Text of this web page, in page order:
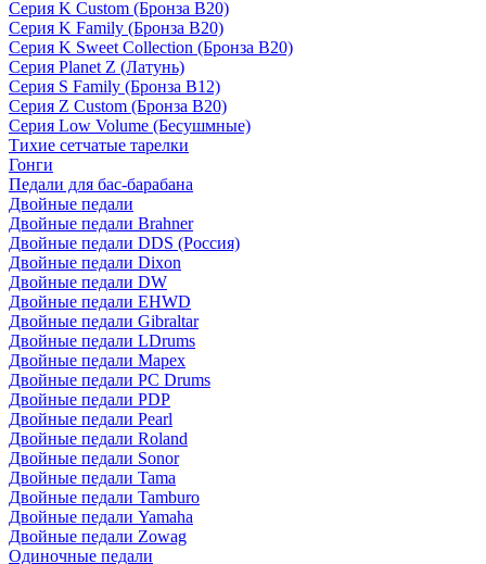
Серия K Custom (Бронза B20)
Серия K Family (Бронза B20)
Серия K Sweet Collection (Бронза B20)
Серия Planet Z (Латунь)
Серия S Family (Бронза B12)
Серия Z Custom (Бронза B20)
Серия Low Volume (Бесушмные)
Тихие сетчатые тарелки
Гонги
Педали для бас-барабана
Двойные педали
Двойные педали Brahner
Двойные педали DDS (Россия)
Двойные педали Dixon
Двойные педали DW
Двойные педали EHWD
Двойные педали Gibraltar
Двойные педали LDrums
Двойные педали Mapex
Двойные педали PC Drums
Двойные педали PDP
Двойные педали Pearl
Двойные педали Roland
Двойные педали Sonor
Двойные педали Tama
Двойные педали Tamburo
Двойные педали Yamaha
Двойные педали Zowag
Одиночные педали